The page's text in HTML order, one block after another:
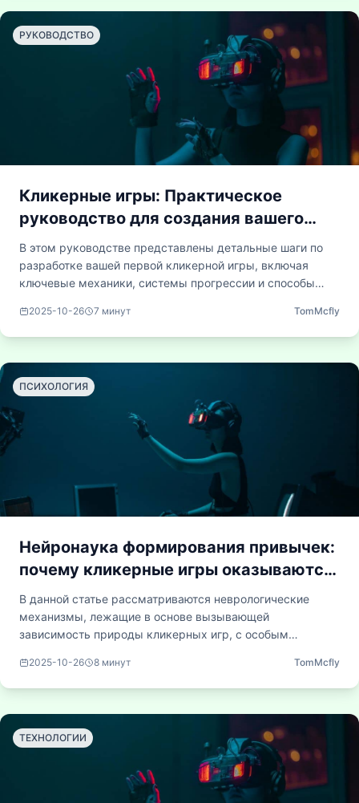
РУКОВОДСТВО
Кликерные игры: Практическое
руководство для создания вашего
первого инкрементального проекта
В этом руководстве представлены детальные шаги по
разработке вашей первой кликерной игры, включая
ключевые механики, системы прогрессии и способы
инкрементальные циклы обратной связи и
балансировать улучшения, чтобы обеспечить
2025-10-26 7 минут TomMcfly
ПСИХОЛОГИЯ
Нейронаука формирования привычек:
почему кликерные игры оказываются
настолько привлекательными
В данной статье рассматриваются неврологические
механизмы, лежащие в основе вызывающей
зависимость природы кликерных игр, с особым
принципам оперантного обусловливания и тому, как эти
простые игры захватывают системы вознаграждения в
стать столь непреодолимым, и что это сообщает о
2025-10-26 8 минут TomMcfly
ТЕХНОЛОГИИ